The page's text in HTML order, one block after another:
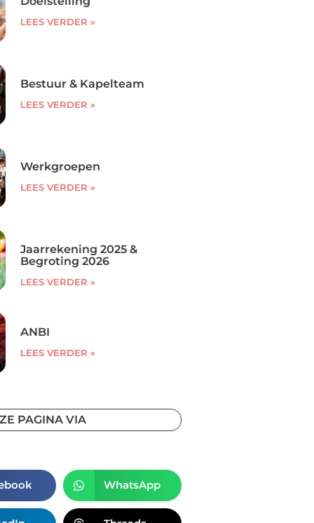
LEES VERDER »
Bestuur & Kapelteam
LEES VERDER »
Werkgroepen
LEES VERDER »
Jaarrekening 2025 &
Begroting 2026
LEES VERDER »
ANBI
LEES VERDER »
PAGINA VIA
WhatsApp